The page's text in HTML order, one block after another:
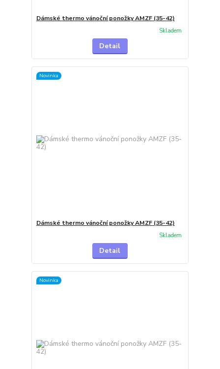
Dámské thermo vánoční ponožky AMZF (35-42)
Skladem
Detail
Novinka
Dámské thermo vánoční ponožky AMZF (35-42)
Skladem
Detail
Novinka